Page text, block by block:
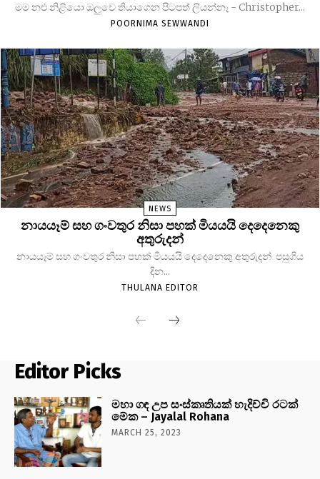
මම නළු නිළියො ඔලුවෙ තියාගෙන පිටපත් ලියන්නෑ - Christopher...
POORNIMA SEWWANDI
NEWS
නායයෑම් සහ ගංවතුර නිසා පහක් මියයයි දෙදෙනෙකු
අතුරුදන්
නායයෑම් සහ ගංවතුර නිසා පහක් මියයයි දෙදෙනෙකු අතුරුදන් පසුගිය
දින...
THULANA EDITOR
Editor Picks
මහා ගඳ උප සංස්කෘතියක් හැදිච්චි රටක්
මේක – Jayalal Rohana
MARCH 25, 2023